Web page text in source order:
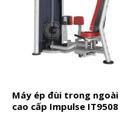
Máy ép đùi trong ngoài
cao cấp Impulse IT9508